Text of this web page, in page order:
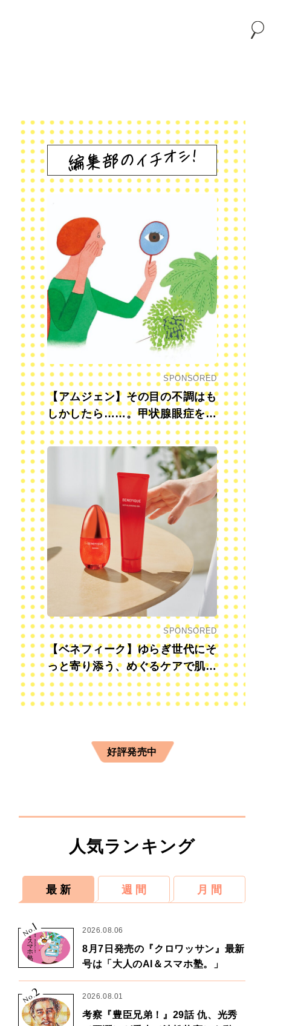
SPONSORED
【アムジェン】その目の不調はも
しかしたら……。甲状腺眼症を知
っていますか？
SPONSORED
【ベネフィーク】ゆらぎ世代にそ
っと寄り添う、めぐるケアで肌も
心も前向きに
好評発売中
人気ランキング
最 新 週 間 月 間
No.
1 2026.08.06
8月7日発売の『クロワッサン』最新
号は「大人のAI＆スマホ塾。」
No.2 2026.08.01
考察『豊臣兄弟！』29話 仇、光秀